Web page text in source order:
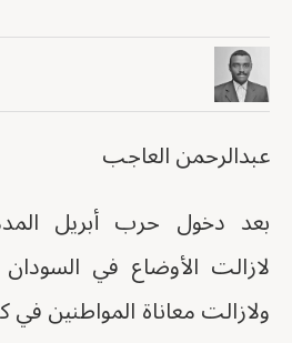
عبدالرحمن العاجب
بعد دخول حرب أبريل
لازالت الأوضاع في
ولازالت معاناة المواطنين في